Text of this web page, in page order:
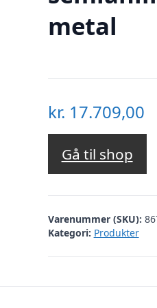
metal
kr. 17.709,00
Gå til shop
Varenummer (SKU):
Kategori: Produkter